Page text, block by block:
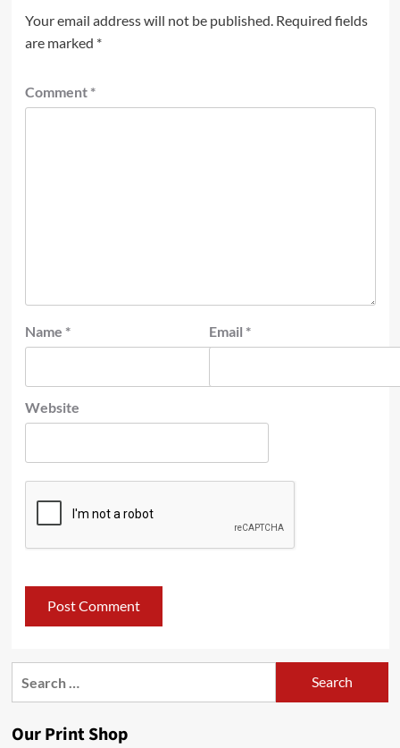
Your email address will not be published. Required fields
are marked *
Comment *
Name * Email *
Website
Our Print Shop